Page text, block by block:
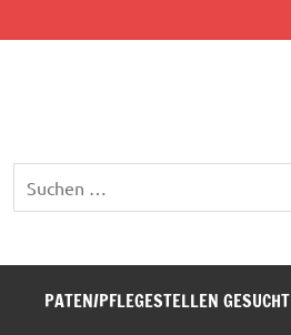
PATEN/PFLEGESTELLEN GESUCHT